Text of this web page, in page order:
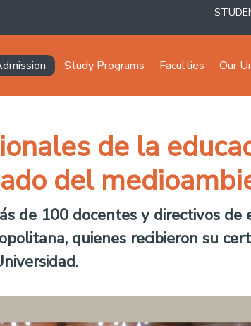
principal
Study Programs Faculties Our
de la
del
de 100 docentes y directivos
quienes recibieron su